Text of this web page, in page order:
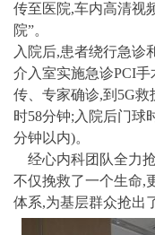
传至医院,车内高清视
院”。
入院后,患者绕行急诊
介入室实施急诊PCI
传、专家确诊,到5G救
时58分钟;入院后门球
分钟以内)。
经心内科团队全力
不仅挽救了一个生命
体系,为基层群众抢出